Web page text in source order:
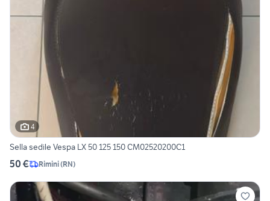
4
Sella sedile Vespa LX 50 125 150 CM02520200C1
50 € Rimini(RN)